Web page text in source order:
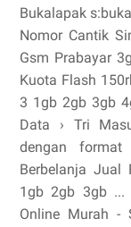
Bukalapak
Nomor Cantik
Gsm Prabayar
Kuota Flash
3 1gb 2gb 3gb
Data › Tri
dengan format
Berbelanja Jual
1gb 2gb 3gb ...
Online Murah -